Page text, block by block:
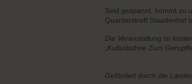
Seid gespannt, kommt zu
Quartierstreff Staudenhof
Die Veranstaltung ist
„Kulturbühne Zum
Gefördert durch die